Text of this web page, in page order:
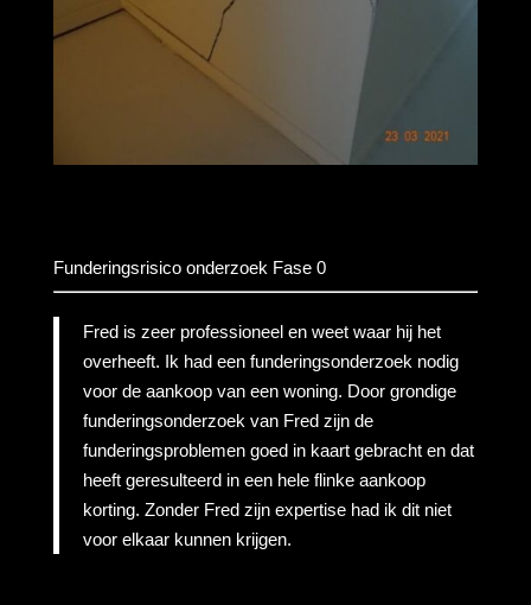
Funderingsrisico onderzoek Fase 0
Fred is zeer professioneel en weet waar hij het
overheeft. Ik had een funderingsonderzoek nodig
voor de aankoop van een woning. Door grondige
funderingsonderzoek van Fred zijn de
funderingsproblemen goed in kaart gebracht en dat
heeft geresulteerd in een hele flinke aankoop
korting. Zonder Fred zijn expertise had ik dit niet
voor elkaar kunnen krijgen.